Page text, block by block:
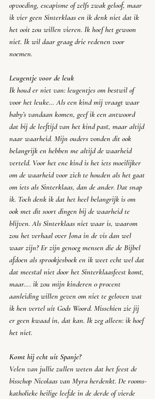
opvoeding, escapisme of zelfs zwak geloof, maar
ik vier geen Sinterklaas en ik denk niet dat ik
het ooit zou willen vieren. Ik hoef het gewoon
niet. Ik wil daar graag drie redenen voor
noemen.
Leugentje voor de leuk
Ik houd er niet van: leugentjes om bestwil of
voor het leuke… Als een kind mij vraagt waar
baby’s vandaan komen, geef ik een antwoord
dat bij de leeftijd van het kind past, maar altijd
naar waarheid. Mijn ouders vonden dit ook
belangrijk en hebben me altijd de waarheid
verteld. Voor het ene kind is het iets moeilijker
om de waarheid voor zich te houden als het gaat
om iets als Sinterklaas, dan de ander. Dat snap
ik. Toch denk ik dat het heel belangrijk is om
ook met dit soort dingen bij de waarheid te
blijven. Als Sinterklaas niet waar is, waarom
zou het verhaal over Jona in de vis dan wel
waar zijn? Er zijn genoeg mensen die de Bijbel
afdoen als sprookjesboek en ik weet echt wel dat
dat meestal niet door het Sinterklaasfeest komt,
maar…. ik zou mijn kinderen 0 procent
aanleiding willen geven om niet te geloven wat
ik hen vertel uit Gods Woord. Misschien zie jij
er geen kwaad in, dat kan. Ik zeg alleen: ik hoef
het niet.
Komt hij echt uit Spanje?
Velen van jullie zullen weten dat het feest de
bisschop Nicolaas van Myra herdenkt. De rooms-
katholieke heilige leefde in de derde of vierde